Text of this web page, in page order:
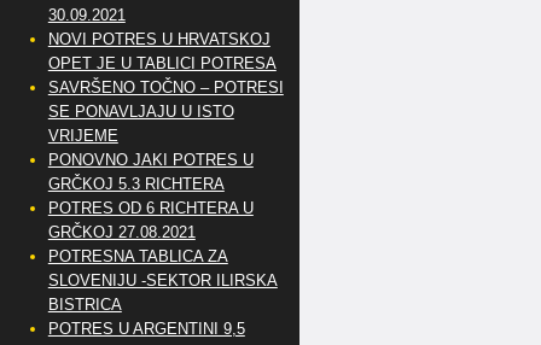
30.09.2021
NOVI POTRES U HRVATSKOJ
OPET JE U TABLICI POTRESA
SAVRŠENO TOČNO – POTRESI
SE PONAVLJAJU U ISTO
VRIJEME
PONOVNO JAKI POTRES U
GRČKOJ 5.3 RICHTERA
POTRES OD 6 RICHTERA U
GRČKOJ 27.08.2021
POTRESNA TABLICA ZA
SLOVENIJU -SEKTOR ILIRSKA
BISTRICA
POTRES U ARGENTINI 9,5